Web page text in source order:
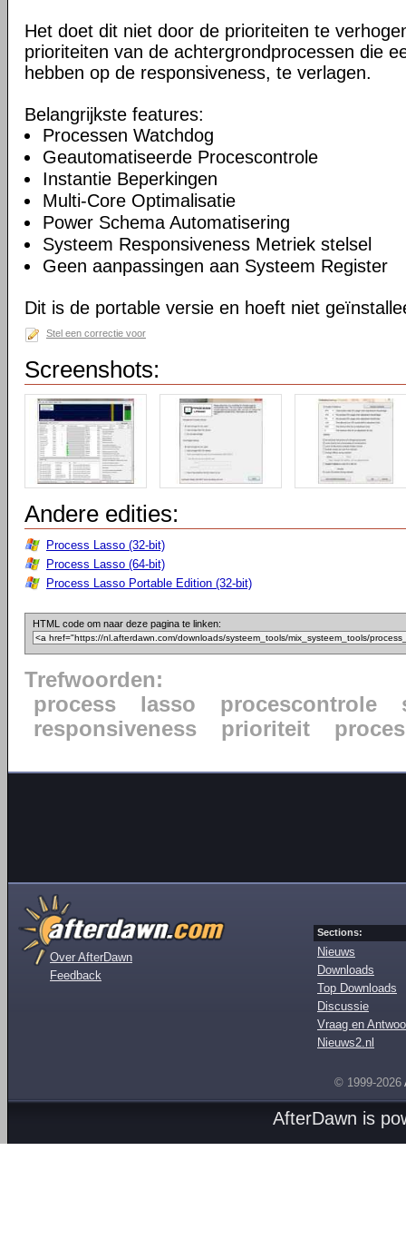
Het doet dit niet door de prioriteiten te
prioriteiten van de achtergrondprocessen die
hebben op de responsiveness, te verlagen.
Belangrijkste features:
Processen Watchdog
Geautomatiseerde Procescontrole
Instantie Beperkingen
Multi-Core Optimalisatie
Power Schema Automatisering
Systeem Responsiveness Metriek stelsel
Geen aanpassingen aan Systeem Register
Dit is de portable versie en hoeft niet
Stel een correctie voor
Screenshots:
Andere edities:
Process Lasso (32-bit)
Process Lasso (64-bit)
Process Lasso Portable Edition (32-bit)
HTML code om naar deze pagina te linken:
Trefwoorden:
process
lasso procescontrole
responsiveness
prioriteit
Over AfterDawn
Feedback
Sections:
Nieuws
Downloads
Top Downloads
Discussie
Vraag en
Nieuws2.nl
© 1999-2026
AfterDawn is